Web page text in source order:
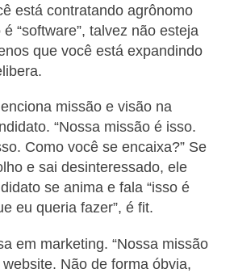
está contratando agrônomo
“software”, talvez não esteja
que você está expandindo
missão e visão na
“Nossa missão é isso.
Como você se encaixa?” Se
e sai desinteressado, ele
se anima e fala “isso é
eu queria fazer”, é fit.
em marketing. “Nossa missão
Não de forma óbvia,